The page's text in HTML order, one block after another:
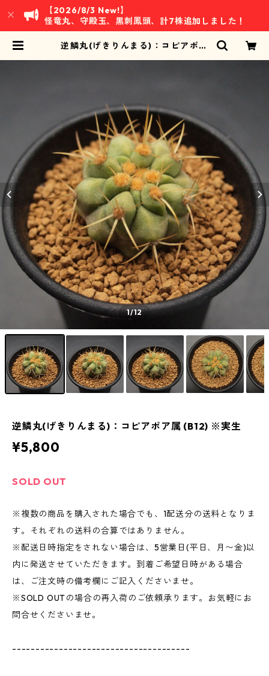
【2026/8/3 New!】
怪竜丸、守殿玉、黒刺鳳頭、計7株追加しました！
逆鱗丸(げきりんまる)：コピアポア
1/12
逆鱗丸(げきりんまる)：コピアポア属 (B12) ※実生
¥5,800
SOLD OUT
※複数の商品を購入された場合でも、1配送分の送料となりま
す。それぞれの送料の合算ではありません。
※配送日時指定をされない場合は、5営業日(平日、月〜金)以
内に発送させていただきます。到着ご希望日時がある場合
は、ご注文時の備考欄にご記入くださいませ。
※SOLD OUTの場合の再入荷のご依頼承ります。お気軽にお
問合せくださいませ。
--------------------------------------